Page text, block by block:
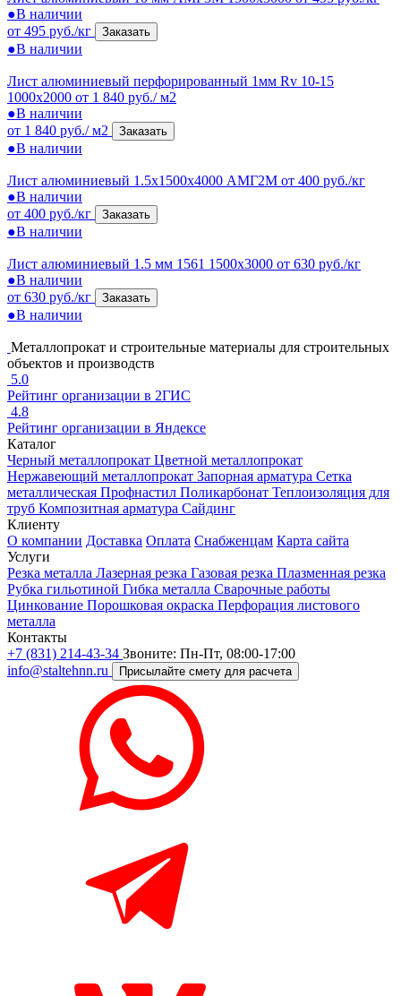
●В наличии
от 495 руб./кг
Заказать
●В наличии
Лист алюминиевый перфорированный 1мм Rv 10-15
1000x2000 от 1 840 руб./ м2
●В наличии
от 1 840 руб./ м2
Заказать
●В наличии
Лист алюминиевый 1.5x1500x4000 АМГ2М от 400 руб./кг
●В наличии
от 400 руб./кг
Заказать
●В наличии
Лист алюминиевый 1.5 мм 1561 1500х3000 от 630 руб./кг
●В наличии
от 630 руб./кг
Заказать
●В наличии
Металлопрокат и строительные материалы для строительных
объектов и производств
5.0
Рейтинг организации в 2ГИС
4.8
Рейтинг организации в Яндексе
Каталог
Черный металлопрокат Цветной металлопрокат
Нержавеющий металлопрокат Запорная арматура Сетка
металлическая Профнастил Поликарбонат Теплоизоляция для
труб Композитная арматура Сайдинг
Клиенту
О компании Доставка Оплата Снабженцам Карта сайта
Услуги
Резка металла Лазерная резка Газовая резка Плазменная резка
Рубка гильотиной Гибка металла Сварочные работы
Цинкование Порошковая окраска Перфорация листового
металла
Контакты
+7 (831) 214-43-34 Звоните: Пн-Пт, 08:00-17:00
info@staltehnn.ru
Присылайте смету для расчета